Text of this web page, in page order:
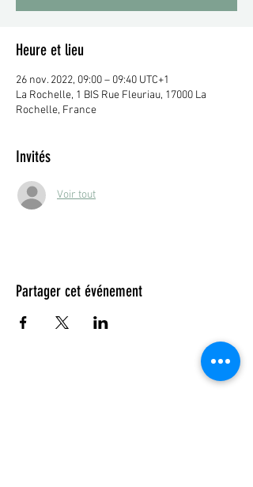
Heure et lieu
26 nov. 2022, 09:00 – 09:40 UTC+1
La Rochelle, 1 BIS Rue Fleuriau, 17000 La
Rochelle, France
Invités
Voir tout
Partager cet événement
© 2023 by DR. Elise Jones Proudly